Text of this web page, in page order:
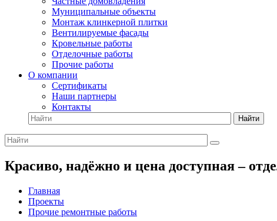
Муниципальные объекты
Монтаж клинкерной плитки
Вентилируемые фасады
Кровельные работы
Отделочные работы
Прочие работы
О компании
Сертификаты
Наши партнеры
Контакты
Найти
Красиво, надёжно и цена доступная –
Главная
Проекты
Прочие ремонтные работы